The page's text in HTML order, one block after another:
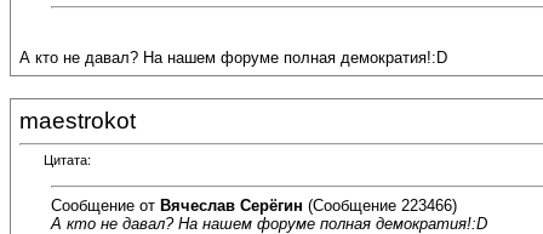
А кто не давал? На нашем форуме полная демократия!:D
maestrokot
Цитата:
Сообщение от Вячеслав Серёгин (Сообщение 223466)
А кто не давал? На нашем форуме полная демократия!:D